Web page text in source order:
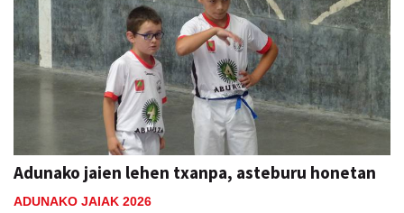
Adunako jaien lehen txanpa, asteburu honetan
ADUNAKO JAIAK 2026